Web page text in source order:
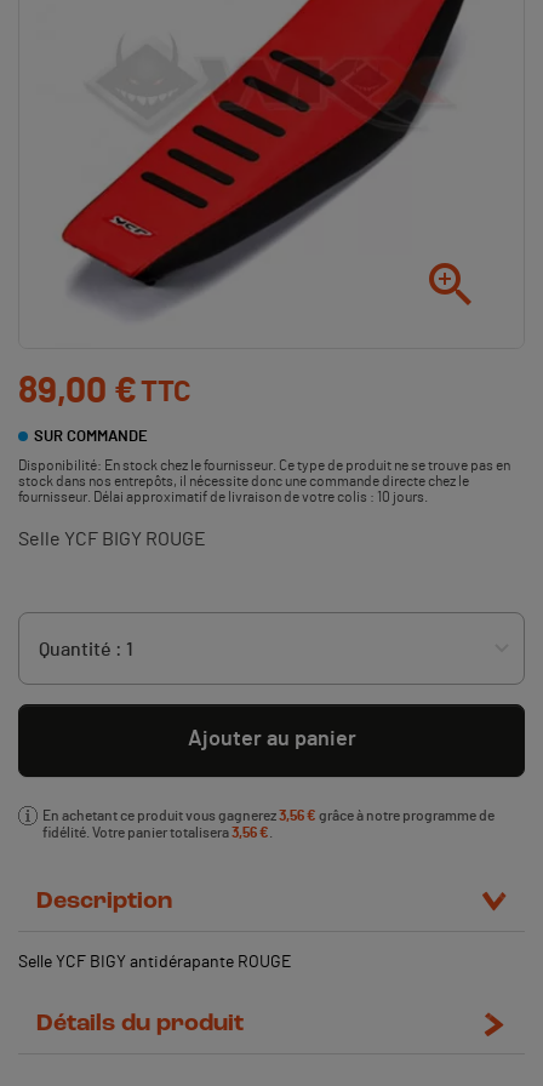

89,00 €TTC
SUR COMMANDE
Disponibilité: En stock chez le fournisseur. Ce type de produit ne se trouve pas en
stock dans nos entrepôts, il nécessite donc une commande directe chez le
fournisseur. Délai approximatif de livraison de votre colis : 10 jours.
Selle YCF BIGY ROUGE
Ajouter au panier
En achetant ce produit vous gagnerez3,56 € grâce à notre programme de
fidélité. Votre panier totalisera3,56 €
Description
Selle YCF BIGY antidérapante ROUGE
Détails du produit